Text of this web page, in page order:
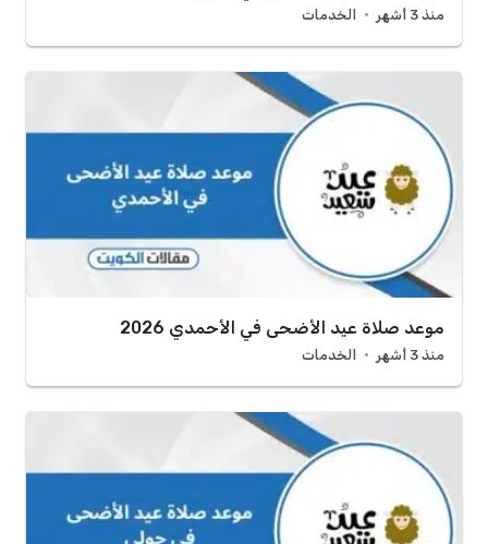
منذ 3 أشهر الخدمات
موعد صلاة عيد الأضحى في الأحمدي 2026
منذ 3 أشهر الخدمات